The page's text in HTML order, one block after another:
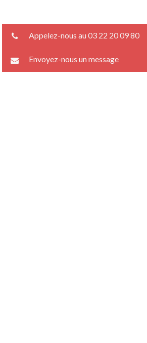
Appelez-nous au 03 22 20 09 80
Envoyez-nous un message